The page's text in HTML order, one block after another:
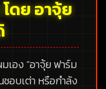
ดย อาจุ้ย
เอง “อาจุ้ย ฟาร์ม
อบเต่า หรือกำลัง